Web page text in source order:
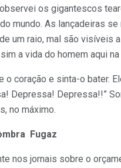
os gigantescos
mundo. As lançadeiras se
um raio, mal são visíveis
a vida do homem aqui na
o coração e sinta-o bater.
Depressa! Depressa!!”
no máximo.
Fugaz
nos jornais sobre o